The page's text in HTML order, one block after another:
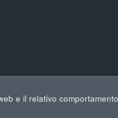
e il relativo